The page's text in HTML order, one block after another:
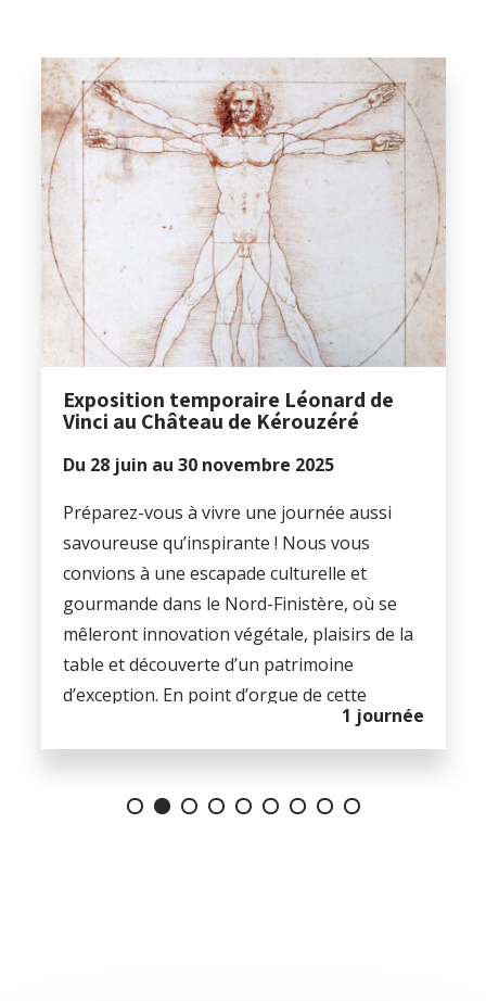
Exposition temporaire Léonard de
Vinci au Château de Kérouzéré
Du 28 juin au 30 novembre 2025
Préparez-vous à vivre une journée aussi
savoureuse qu’inspirante ! Nous vous
convions à une escapade culturelle et
gourmande dans le Nord-Finistère, où se
mêleront innovation végétale, plaisirs de la
table et découverte d’un patrimoine
d’exception. En point d’orgue de cette
journée : l’exposition temporaire dédiée à
Léonard de Vinci au Château de Kerouzéré
1 journée